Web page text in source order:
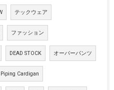
テックウェア
ファッション
DEAD STOCK オーバーパンツ
Piping Cardigan